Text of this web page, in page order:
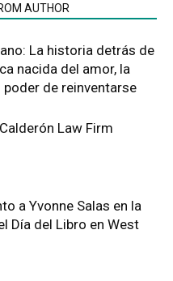
AUTHOR
La historia detrás de
nacida del amor, la
poder de reinventarse
Law Firm
a Yvonne Salas en la
Día del Libro en West